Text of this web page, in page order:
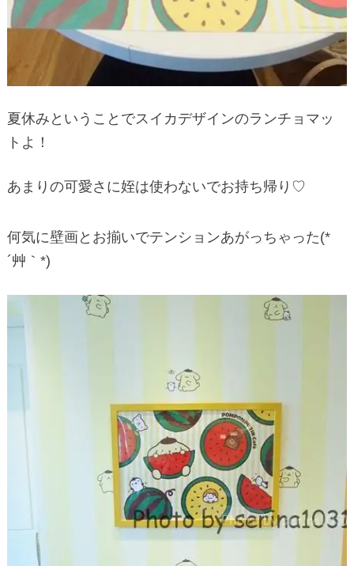
夏休みということでスイカデザインのランチョマッ
トよ！
あまりの可愛さに姪は使わないでお持ち帰り♡
何気に壁画とお揃いでテンションあがっちゃった(*
´艸｀*)